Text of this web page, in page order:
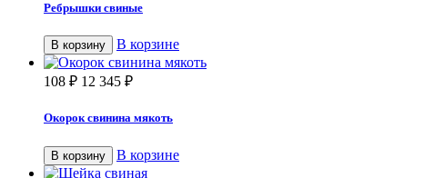
Ребрышки свиные
В корзину В корзине
108 ₽ 12 345 ₽
Окорок свинина мякоть
В корзину В корзине